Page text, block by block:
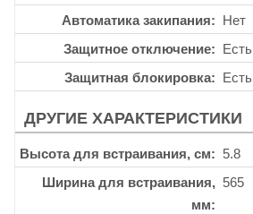
Автоматика закипания
Нет
Защитное отключение
Есть
Защитная блокировка
Есть
ДРУГИЕ ХАРАКТЕРИСТИКИ
Высота для встраивания, см
5.8
Ширина для встраивания,
мм
565